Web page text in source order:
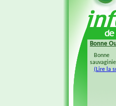
Bonne
Bonne
(Lire la